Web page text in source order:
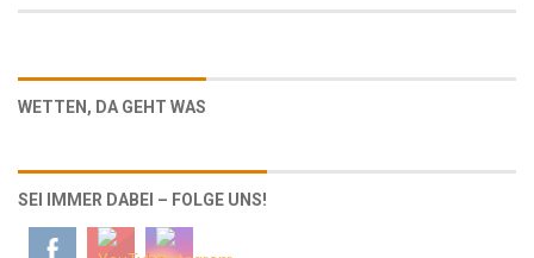
WETTEN, DA GEHT WAS
SEI IMMER DABEI – FOLGE UNS!